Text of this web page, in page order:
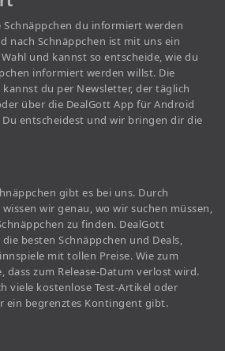
Schnäppchen du informiert werden
nach Schnäppchen ist mit uns ein
und kannst so entscheide, wie du
informiert werden willst. Die
kannst du per Newsletter, der täglich
über die DealGott App für Android
entscheidest und wir bringen dir die
gibt es bei uns. Durch
wir genau, wo wir suchen müssen,
zu finden. DealGott
besten Schnäppchen und Deals,
mit tollen Preise. Wie zum
dass zum Release-Datum verlost wird.
viele kostenlose Test-Artikel oder
ein begrenztes Kontingent gibt.